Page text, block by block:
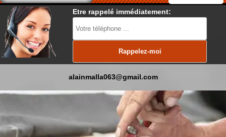
Etre rappelé immédiatement:
alainmalla063@gmail.com